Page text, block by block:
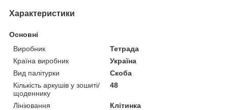
Характеристики
Основні
Виробник
Тетрада
Країна виробник
Україна
Вид палітурки
Скоба
Кількість аркушів у зошиті/
щоденнику
48
Лініювання
Клітинка